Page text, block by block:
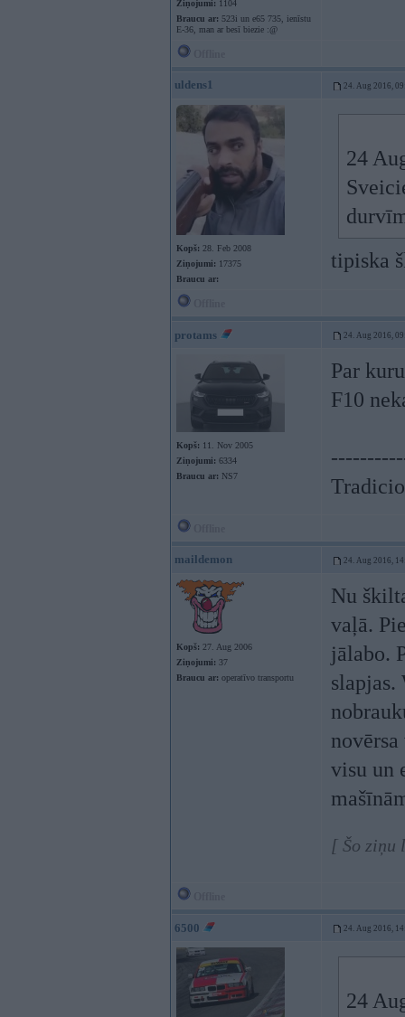
Ziņojumi: 1104
Braucu ar: 523i un e65 735, ienīstu
E-36, man ar besī biezie :@
uldens1 24. Aug 2016,
Kopš: 28. Feb 2008
Ziņojumi: 17375
Braucu ar:
24
tipiska
protams 24. Aug 2016,
Kopš: 11. Nov 2005
Ziņojumi: 6334
Braucu ar: NS7
Par
F10
maildemon 24. Aug 2016,
Kopš: 27. Aug 2006
Ziņojumi: 37
Braucu ar: operatīvo transportu
Nu
vaļā.
jālabo.
slapjas.
visu un
[ Šo ziņu
6500 24. Aug 2016,
24